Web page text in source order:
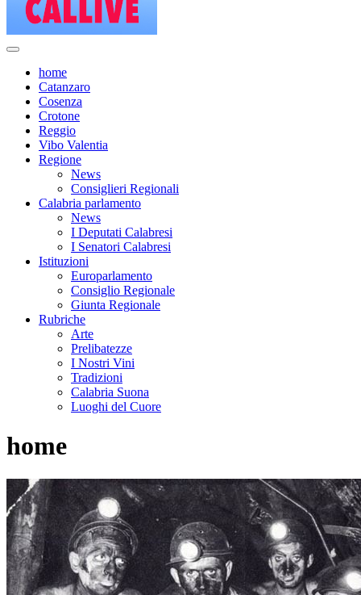
home
Catanzaro
Cosenza
Crotone
Reggio
Vibo Valentia
Regione
News
Consiglieri Regionali
Calabria parlamento
News
I Deputati Calabresi
I Senatori Calabresi
Istituzioni
Europarlamento
Consiglio Regionale
Giunta Regionale
Rubriche
Arte
Prelibatezze
I Nostri Vini
Tradizioni
Calabria Suona
Luoghi del Cuore
home